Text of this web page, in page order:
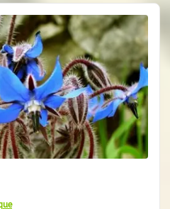
collectés des